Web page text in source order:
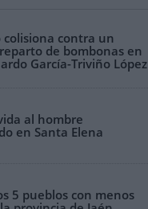
contra un
de bombonas en
García-Triviño López
al hombre
en Santa Elena
5 pueblos con menos